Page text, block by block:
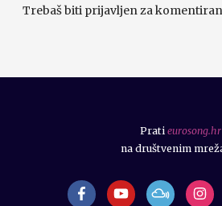
Trebaš biti prijavljen za
Prati eurosong.hr
na društvenim